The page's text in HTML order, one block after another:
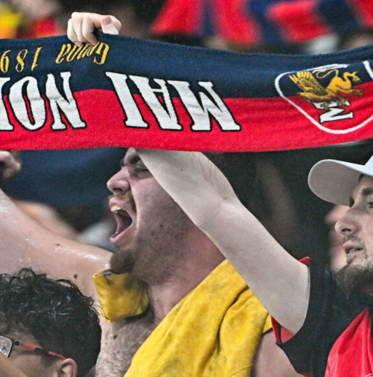
7 Agosto 2026
Scaglione lascia il Genoa, il Borussia
Dortmund continua a puntare sui
talenti italiani
7 Agosto 2026
Masini verso l’addio al Genoa, il
Frosinone offre 5 milioni per il
centrocampista
7 Agosto 2026